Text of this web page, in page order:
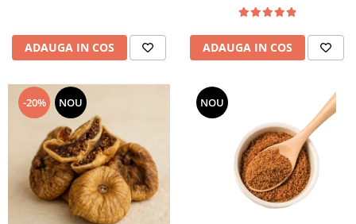
ADAUGA IN COS ADAUGA IN COS
-20% NOU NOU